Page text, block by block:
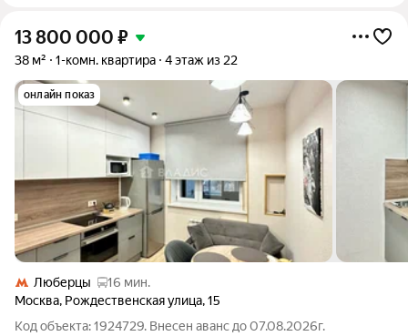
13 800 000 ₽
38 м² 1-комн. квартира 4 этаж из 22
онлайн показ
Люберцы
16 мин.
Москва, Рождественская улица,15
Код объекта: 1924729. Внесен аванс до 07.08.2026г.